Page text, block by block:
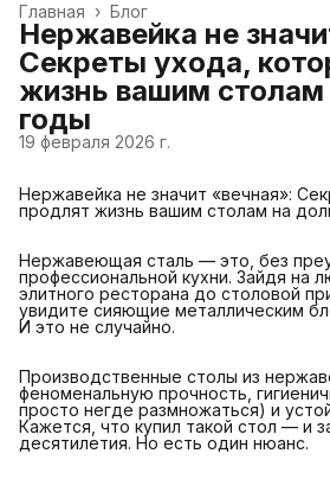
Блог
Главная ›
Нержавейка не
Секреты ухода,
жизнь вашим столам
годы
19 февраля 2026 г.
Нержавейка не значит «вечная»:
продлят жизнь вашим столам на
Нержавеющая сталь — это, без
профессиональной кухни. Зайдя на
элитного ресторана до столовой
увидите сияющие металлическим
И это не случайно.
Производственные столы из
феноменальную прочность,
просто негде размножаться) и
Кажется, что купил такой стол — и
десятилетия. Но есть один нюанс.